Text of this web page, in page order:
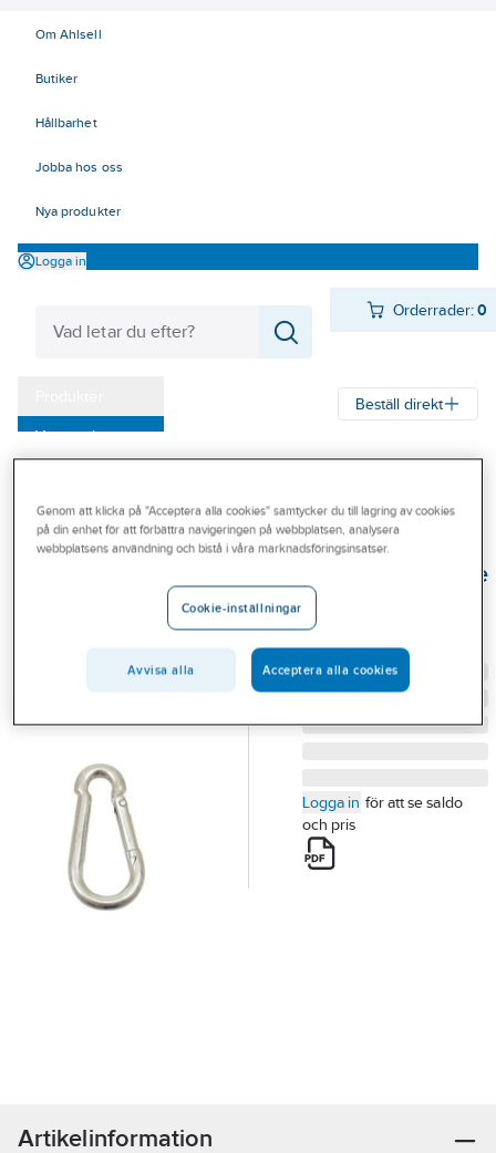
Om Ahlsell
Butiker
Hållbarhet
Jobba hos oss
Nya produkter
Logga in
Orderrader:0
Varumärken
Outlet
Branscher
Beställ direkt
A-COLLECTION
Brandkarbinhake
60MM FZ 3ST/ FÖRP
Artikelnummer:
Logga in för att se saldo
och pris
Artikelinformation
Genom att klicka på "Acceptera alla cookies" samtycker du till lagring av cookies
på din enhet för att förbättra navigeringen på webbplatsen, analysera
webbplatsens användning och bistå i våra marknadsföringsinsatser.
Cookie-inställningar
Avvisa alla Acceptera alla cookies